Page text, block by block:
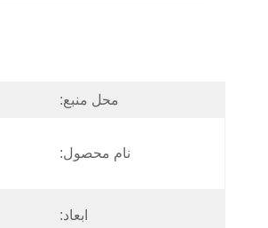
محل منبع:
نام محصول:
ابعاد: